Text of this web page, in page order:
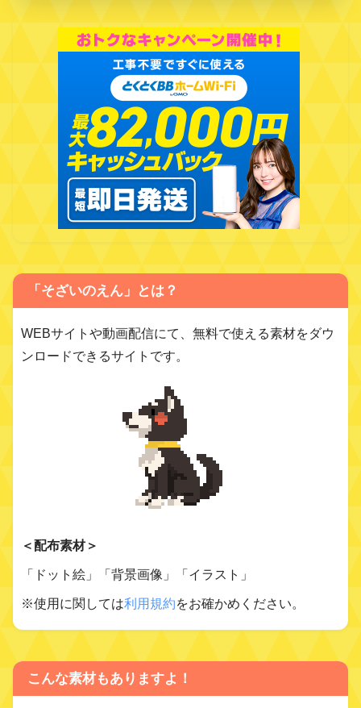
「そざいのえん」とは？
WEBサイトや動画配信にて、無料で使える素材をダウ
ンロードできるサイトです。
＜配布素材＞
「ドット絵」「背景画像」「イラスト」
※使用に関しては利用規約をお確かめください。
こんな素材もありますよ！